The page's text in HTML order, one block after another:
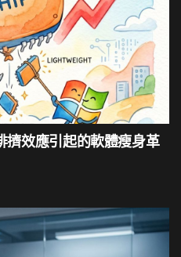
效應引起的軟體瘦身革